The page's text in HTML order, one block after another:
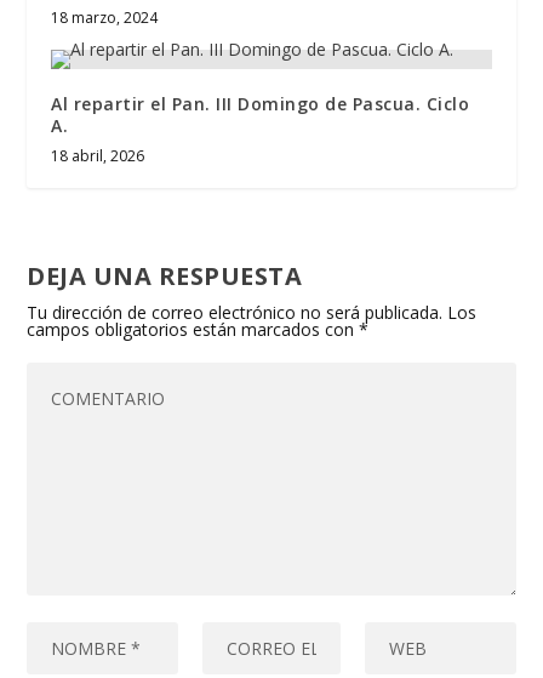
18 marzo, 2024
Al repartir el Pan. III Domingo de Pascua. Ciclo
A.
18 abril, 2026
DEJA UNA RESPUESTA
Tu dirección de correo electrónico no será publicada. Los
campos obligatorios están marcados con*